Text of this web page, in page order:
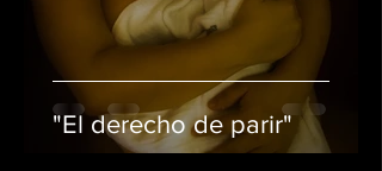
"El derecho de parir"